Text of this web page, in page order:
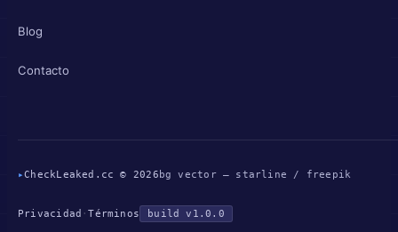
Blog
Contacto
▸CheckLeaked.cc © 2026 bg vector — starline / freepik
Privacidad ·Términos build v1.0.0